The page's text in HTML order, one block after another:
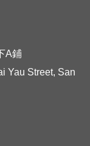
A鋪
Yau Street, San